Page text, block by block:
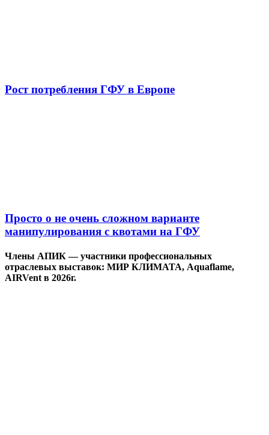
Рост потребления ГФУ в Европе
Просто о не очень сложном варианте
манипулирования с квотами на ГФУ
Члены АПИК — участники профессиональных
отраслевых выставок: МИР КЛИМАТА, Aquaflame,
AIRVent в 2026г.